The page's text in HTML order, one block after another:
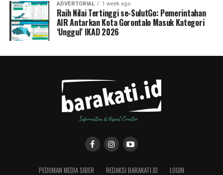
ADVERTORIAL 1 week ago
Raih Nilai Tertinggi se-SulutGo: Pemerintahan
AIR Antarkan Kota Gorontalo Masuk Kategori
‘Unggul’ IKAD 2026
PEDOMAN MEDIA SIBER REDAKSI BARAKATI.ID LOGIN